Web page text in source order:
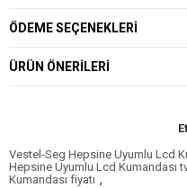
ÖDEME SEÇENEKLERI
ÜRÜN ÖNERILERI
Vestel-Seg Hepsine Uyumlu Lcd
Hepsine Uyumlu Lcd Kumandası
Kumandası fiyatı ,